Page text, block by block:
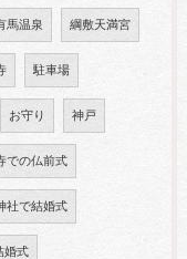
馬温泉 綱敷天満宮
駐車場
お守り 神戸
での仏前式
社で結婚式
婚式